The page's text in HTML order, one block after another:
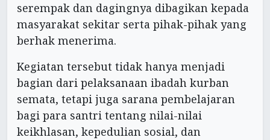
serempak dan dagingnya dibagikan kepada
masyarakat sekitar serta pihak-pihak yang
berhak menerima.
Kegiatan tersebut tidak hanya menjadi
bagian dari pelaksanaan ibadah kurban
semata, tetapi juga sarana pembelajaran
bagi para santri tentang nilai-nilai
keikhlasan, kepedulian sosial, dan